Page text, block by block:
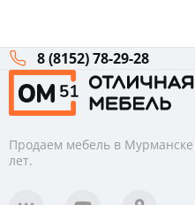
8 (8152) 78-29-28
Продаем мебель в
лет.